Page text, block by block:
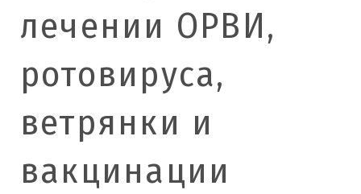
лечении ОРВИ,
ротовируса,
ветрянки и
вакцинации